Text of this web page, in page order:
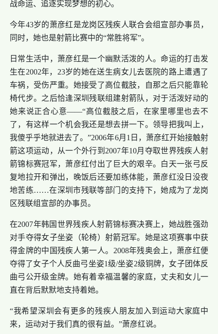
战命运、追逐实现梦想的初心。
今年43岁的萧彦红是龙岗区残疾人联合会组宣部办事员，
同时，她也是射箭比赛中的“常胜将军”。
日常生活中，萧彦红是一个幽默活泼的人。命运的打击发
生在2002年，23岁的她在送生病女儿去医院的路上遭遇了
车祸，受伤严重。她接受了高位截肢，自那之后只能靠轮
椅代步。之后恰逢深圳残联组建射箭队，对于活泼好动的
她来说正合心意——“高位截肢之后，在家里哪里也去不
了，有这样一个机会我还是想去拼一下。领导把我叫上，
我傻乎乎地就进去了。”2006年6月1日，萧彦红开始接触射
箭这项运动，从一个外行到2007年10月夺取世界残疾人射
箭锦标赛冠军，萧彦红付出了巨大的艰辛。白天一张弓反
复地拉开和弹出，晚饭后还要加练体能，萧彦红没日没夜
地苦练……在深圳市残联等部门的支持下，她成为了龙岗
区残联组宣部的办事员。
在2007年韩国世界残疾人射箭锦标赛决赛上，她战胜强劲
对手夺得女子坐姿（轮椅）射箭冠军。她是这项赛事中获
得金牌的中国残疾人第一人。2008年残奥会上，萧彦红便
夺得了女子个人反曲弓坐姿1级/坐姿2级铜牌，女子团体反
曲弓公开级金牌。她有着幸福温馨的家庭，丈夫和女儿一
直在背后默默地支持着她。
“我希望深圳会有更多的残疾人朋友加入到运动大家庭中
来，运动对于我们真的很有益。”萧彦红说。